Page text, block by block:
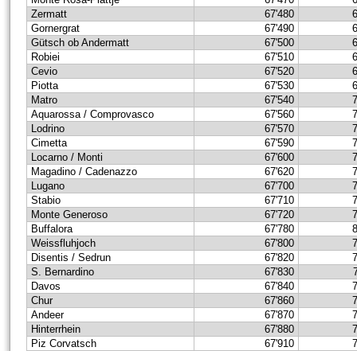
Zermatt
67'480
Gornergrat
67'490
Gütsch ob Andermatt
67'500
Robiei
67'510
Cevio
67'520
Piotta
67'530
Matro
67'540
Aquarossa / Comprovasco
67'560
Lodrino
67'570
Cimetta
67'590
Locarno / Monti
67'600
Magadino / Cadenazzo
67'620
Lugano
67'700
Stabio
67'710
Monte Generoso
67'720
Buffalora
67'780
Weissfluhjoch
67'800
Disentis / Sedrun
67'820
S. Bernardino
67'830
Davos
67'840
Chur
67'860
Andeer
67'870
Hinterrhein
67'880
Piz Corvatsch
67'910